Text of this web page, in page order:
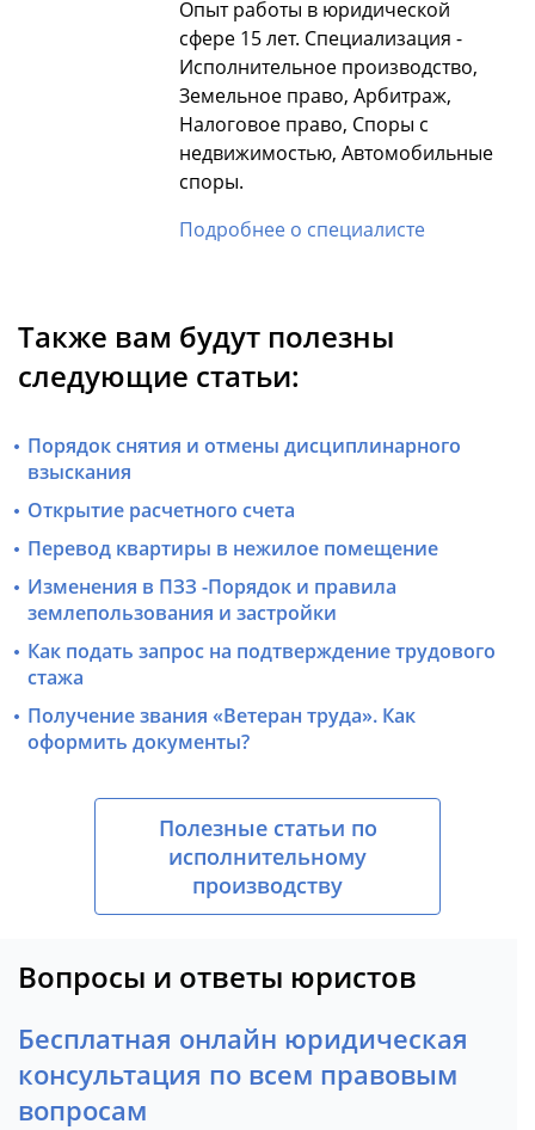
Опыт работы в юридической
сфере 15 лет. Специализация -
Исполнительное производство,
Земельное право, Арбитраж,
Налоговое право, Споры с
недвижимостью, Автомобильные
споры.
Подробнее о специалисте
Также вам будут полезны
следующие статьи:
Порядок снятия и отмены дисциплинарного
взыскания
Открытие расчетного счета
Перевод квартиры в нежилое помещение
Изменения в ПЗЗ -Порядок и правила
землепользования и застройки
Как подать запрос на подтверждение трудового
стажа
Получение звания «Ветеран труда». Как
оформить документы?
Полезные статьи по
исполнительному
производству
Вопросы и ответы юристов
Бесплатная онлайн юридическая
консультация по всем правовым
вопросам